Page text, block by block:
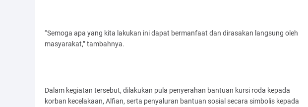
“Semoga apa yang kita lakukan ini dapat bermanfaat dan dirasakan langsung oleh
masyarakat,” tambahnya.
Dalam kegiatan tersebut, dilakukan pula penyerahan bantuan kursi roda kepada
korban kecelakaan, Alfian, serta penyaluran bantuan sosial secara simbolis kepada